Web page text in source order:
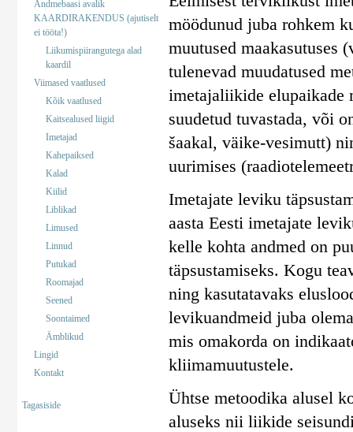
Andmebaasi avalik
KAARDIRAKENDUS (ajutiselt
ei tööta!)
Liikumispiirangutega alad
kaardil
Viimased vaatlused
Kõik vaatlused
Kaitsealused liigid
Imetajad
Kahepaiksed
Kalad
Kiilid
Liblikad
Limused
Linnud
Putukad
Roomajad
Seened
Soontaimed
Ämblikud
Lingid
Kontakt
Tagasiside
möödunud juba rohkem
muutused maakasutuses
tulenevad muudatused
imetajaliikide elupaikade
suudetud tuvastada, või
šaakal, väike-vesimutt)
uurimises
Imetajate leviku
aasta Eesti imetajate
kelle kohta andmed on
täpsustamiseks. Kogu
ning kasutatavaks
levikuandmeid juba
mis omakorda on
kliimamuutustele.
Ühtse metoodika alusel
aluseks nii liikide